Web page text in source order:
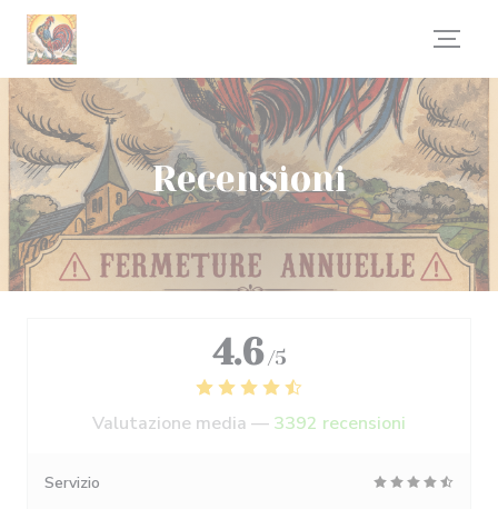
Personalizzazione delle tue scelte sui cookie
Recensioni
4.6 /5
Valutazione media — 3392 recensioni
Servizio